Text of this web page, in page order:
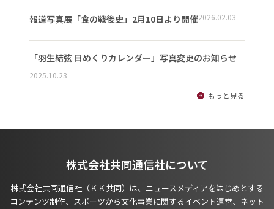
報道写真展「食の戦後史」2月10日より開催2026.02.03
「羽生結弦 日めくりカレンダー」写真変更のお知らせ
2025.10.23
もっと見る
株式会社共同通信社について
株式会社共同通信社（ＫＫ共同）は、ニュースメディアをはじめとする
コンテンツ制作、スポーツから文化事業に関するイベント運営、ネット